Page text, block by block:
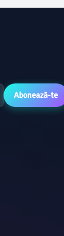
Abonează-te